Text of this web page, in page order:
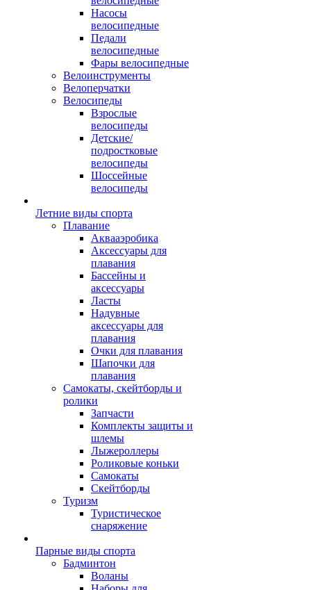
Насосы
велосипедные
Педали
велосипедные
Фары велосипедные
Велоинструменты
Велоперчатки
Велосипеды
Взрослые
велосипеды
Детские/
подростковые
велосипеды
Шоссейные
велосипеды
Летние виды спорта
Плавание
Аквааэробика
Аксессуары для
плавания
Бассейны и
аксессуары
Ласты
Надувные
аксессуары для
плавания
Очки для плавания
Шапочки для
плавания
Самокаты, скейтборды и
ролики
Запчасти
Комплекты защиты и
шлемы
Лыжероллеры
Роликовые коньки
Самокаты
Скейтборды
Туризм
Туристическое
снаряжение
Парные виды спорта
Бадминтон
Воланы